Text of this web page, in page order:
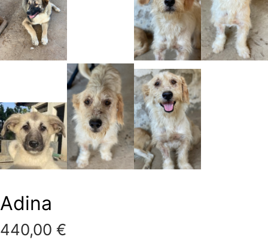
Adina
440,00 €